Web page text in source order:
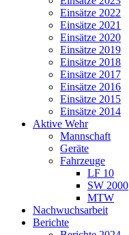
Einsätze 2022
Einsätze 2021
Einsätze 2020
Einsätze 2019
Einsätze 2018
Einsätze 2017
Einsätze 2016
Einsätze 2015
Einsätze 2014
Aktive Wehr
Mannschaft
Geräte
Fahrzeuge
LF 10
SW 2000
MTW
Nachwuchsarbeit
Berichte